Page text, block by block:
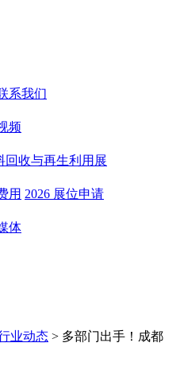
系我们
频
回收与再生利用展
用 2026 展位申请
体
业动态 > 多部门出手！成都